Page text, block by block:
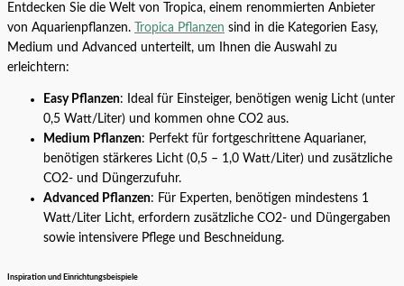
Entdecken Sie die Welt von Tropica, einem renommierten Anbieter
von Aquarienpflanzen.
Tropica Pflanzen sind in die Kategorien Easy,
Medium und Advanced unterteilt, um Ihnen die Auswahl zu
erleichtern:
Easy Pflanzen: Ideal für Einsteiger, benötigen wenig Licht (unter
0,5 Watt/Liter) und kommen ohne CO2 aus.
Medium Pflanzen: Perfekt für fortgeschrittene Aquarianer,
benötigen stärkeres Licht (0,5 – 1,0 Watt/Liter) und zusätzliche
CO2- und Düngerzufuhr.
Advanced Pflanzen: Für Experten, benötigen mindestens 1
Watt/Liter Licht, erfordern zusätzliche CO2- und Düngergaben
sowie intensivere Pflege und Beschneidung.
Inspiration und Einrichtungsbeispiele